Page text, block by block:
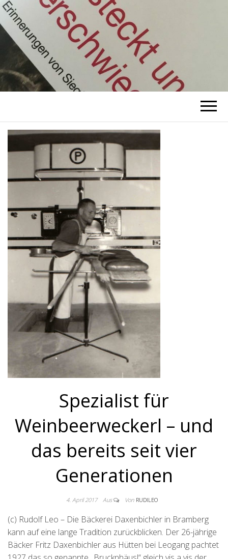
ZEIT-
GESCHICHTE
RUDOLF LEO
zeit-geschichte
Spezialist für
Weinbeerweckerl – und
das bereits seit vier
Generationen
4. April 2017 Aus Von RUDILEO
(c) Rudolf Leo – Die Bäckerei Daxenbichler in Bramberg
kann auf eine lange Tradition zurückblicken. Der 26-jährige
Bäcker Fritz Daxenbichler aus Hütten bei Leogang pachtet